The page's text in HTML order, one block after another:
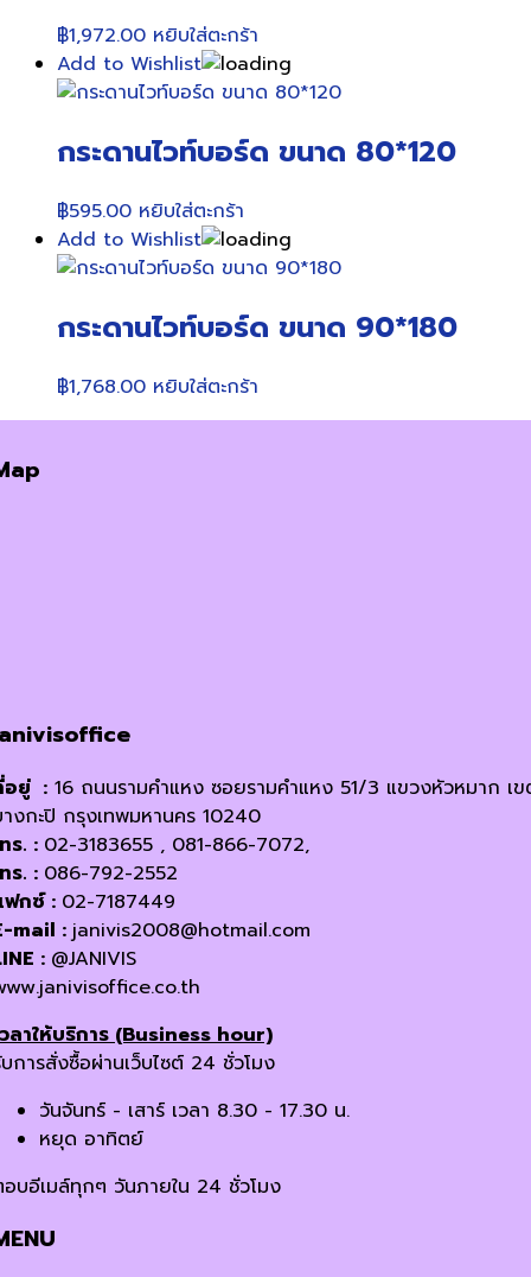
฿1,972.00 หยิบใส่ตะกร้า
Add to Wishlist
กระดานไวท์บอร์ด ขนาด 80*120
฿595.00 หยิบใส่ตะกร้า
Add to Wishlist
กระดานไวท์บอร์ด ขนาด 90*180
฿1,768.00 หยิบใส่ตะกร้า
อยู่ : 16 ถนนรามคำแหง ซอยรามคำแหง 51/3 แขวงหัวหมาก เ
งกะปิ กรุงเทพมหานคร 10240
ร. : 02-3183655 , 081-866-7072,
ร. : 086-792-2552
กซ์ : 02-7187449
mail : janivis2008@hotmail.com
: @JANIVIS
ลาให้บริการ (Business hour)
การสั่งซื้อผ่านเว็บไซต์ 24 ชั่วโมง
วันจันทร์ - เสาร์ เวลา 8.30 - 17.30 น.
หยุด อาทิตย์
บอีเมล์ทุกๆ วันภายใน 24 ชั่วโมง